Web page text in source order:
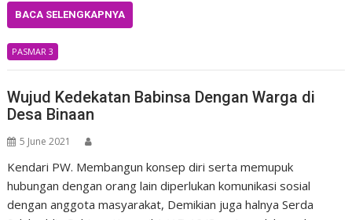
BACA SELENGKAPNYA
PASMAR 3
Wujud Kedekatan Babinsa Dengan Warga di
Desa Binaan
5 June 2021
Kendari PW. Membangun konsep diri serta memupuk
hubungan dengan orang lain diperlukan komunikasi sosial
dengan anggota masyarakat, Demikian juga halnya Serda